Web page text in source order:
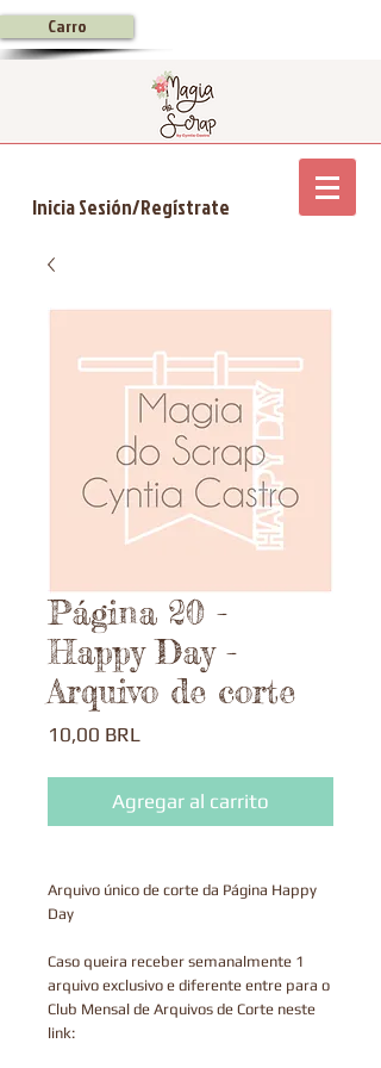
Carro
Inicia Sesión/Regístrate
Página 20 -
Happy Day -
Arquivo de corte
10,00 BRL
Agregar al carrito
Arquivo único de corte da Página Happy
Day
Caso queira receber semanalmente 1
arquivo exclusivo e diferente entre para o
Club Mensal de Arquivos de Corte neste
link: